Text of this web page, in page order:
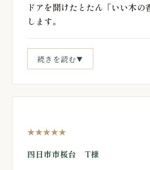
ドアを開けたとたん「いい木の
します。
続きを読む▼
★★★★★
四日市市桜台 T様